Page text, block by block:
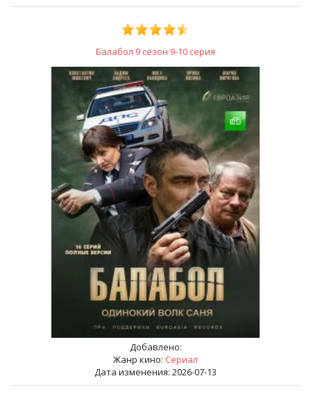
Балабол 9 сезон 9-10 серия
Добавлено:
Жанр кино: Сериал
Дата изменения: 2026-07-13